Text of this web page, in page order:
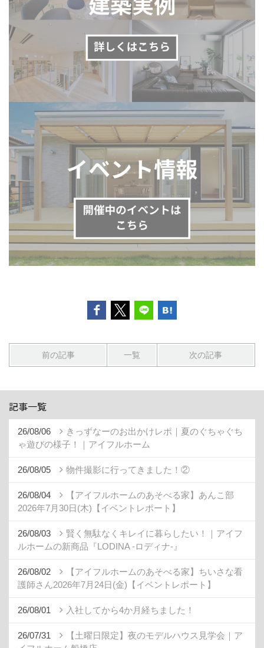
前の記事 一覧 次の記事
記事一覧
26/08/06
きっずなーのお出かけレポ｜夏のぐちゃぐち
ゃ遊びの様子！｜アイフルホーム
26/08/05 物件撮影に行ってきました！②
26/08/04
【アイフルホームのあそべる家】あんこ部
2026年7月30日(木)【イベントレポート】
26/08/03
賢く無駄なくキレイに暮らしたい！｜アイフ
ルホームの新商品『LODINA -ロディナ-』
26/08/02
【アイフルホームのあそべる家】ちいさな看
護師さん2026年7月24日(金)【イベントレポート】
26/08/01 入社してから4か月経ちました！
26/07/31
【土曜日限定】夜のモデルハウス見学会｜ア